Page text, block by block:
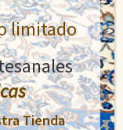
1.900,00€.
limitado
Tienda